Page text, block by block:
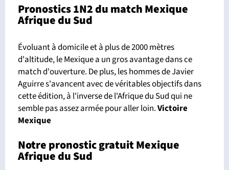
Pronostics 1N2 du match Mexique
Afrique du Sud
Évoluant à domicile et à plus de 2000 mètres
d'altitude, le Mexique a un gros avantage dans ce
match d'ouverture. De plus, les hommes de Javier
Aguirre s'avancent avec de véritables objectifs dans
cette édition, à l'inverse de l'Afrique du Sud qui ne
semble pas assez armée pour aller loin.Victoire
Mexique
Notre pronostic gratuit Mexique
Afrique du Sud